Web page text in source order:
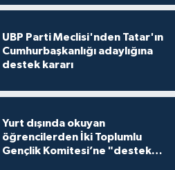
UBP Parti Meclisi'nden Tatar'ın
Cumhurbaşkanlığı adaylığına
destek kararı
Yurt dışında okuyan
öğrencilerden İki Toplumlu
Gençlik Komitesi’ne "destek